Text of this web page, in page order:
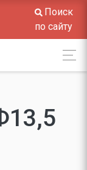
Поиск
по сайту